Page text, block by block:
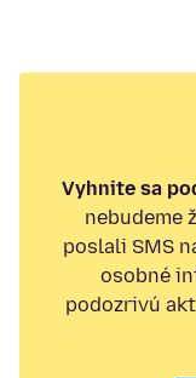
Vyhnite sa
nebudeme
poslali SMS
osobné
podozrivú